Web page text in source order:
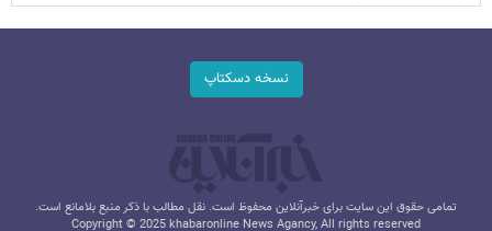
نسخه دسکتاپ
تمامی حقوق این سایت برای خبرآنلاین محفوظ است. نقل مطالب با ذکر منبع بلامانع است.
Copyright © 2025 khabaronline News Agancy, All rights reserved